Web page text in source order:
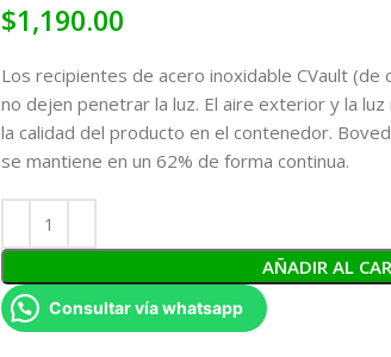
$1,190.00
Los recipientes de acero inoxidable CVault
no dejen penetrar la luz. El aire exterior y la
la calidad del producto en el contenedor.
se mantiene en un 62% de forma continua.
AÑADIR AL
Consultar vía whatsapp